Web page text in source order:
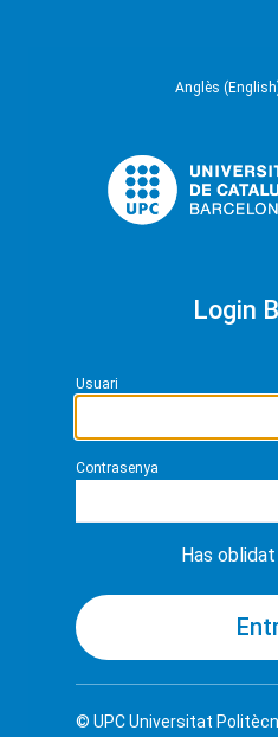
Anglès
Login
Usuari
Contrasenya
Has
© UPCUniversitat